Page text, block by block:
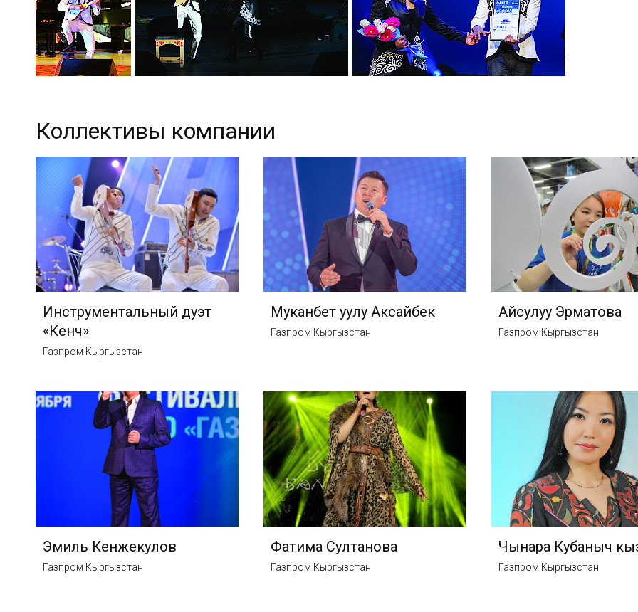
Коллективы компании
Инструментальный дуэт
«Кенч»
Газпром Кыргызстан
Муканбет уулу Аксайбек
Газпром Кыргызстан
Айсулуу Эрматова
Газпром Кыргызстан
Эмиль Кенжекулов
Газпром Кыргызстан
Фатима Султанова
Газпром Кыргызстан
Чынара Кубаныч
Газпром Кыргызстан